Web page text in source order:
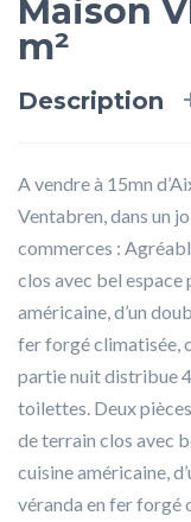
Maison
m²
Description
A vendre à 15mn
Ventabren, dans un
commerces :
clos avec bel espace
américaine, d’un
fer forgé climatisée,
partie nuit distribue 4
toilettes. Deux
de terrain clos avec
cuisine américaine,
véranda en fer forgé